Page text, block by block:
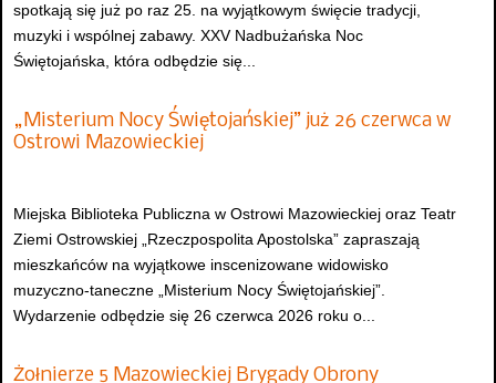
spotkają się już po raz 25. na wyjątkowym święcie tradycji,
muzyki i wspólnej zabawy. XXV Nadbużańska Noc
Świętojańska, która odbędzie się...
„Misterium Nocy Świętojańskiej” już 26 czerwca w
Ostrowi Mazowieckiej
Miejska Biblioteka Publiczna w Ostrowi Mazowieckiej oraz Teatr
Ziemi Ostrowskiej „Rzeczpospolita Apostolska” zapraszają
mieszkańców na wyjątkowe inscenizowane widowisko
muzyczno-taneczne „Misterium Nocy Świętojańskiej”.
Wydarzenie odbędzie się 26 czerwca 2026 roku o...
Żołnierze 5 Mazowieckiej Brygady Obrony